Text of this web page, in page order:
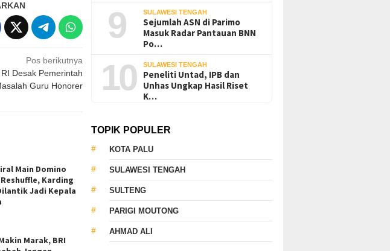
Pos berikutnya
Desak Pemerintah
Guru Honorer
Main Domino
Karding
Jadi Kepala
Marak, BRI
9 SULAWESI TENGAH
Sejumlah ASN di Parimo
Masuk Radar Pantauan BNN
Po…
10 SULAWESI TENGAH
Peneliti Untad, IPB dan
Unhas Ungkap Hasil Riset
K…
TOPIK POPULER
KOTA PALU
SULAWESI TENGAH
SULTENG
PARIGI MOUTONG
AHMAD ALI